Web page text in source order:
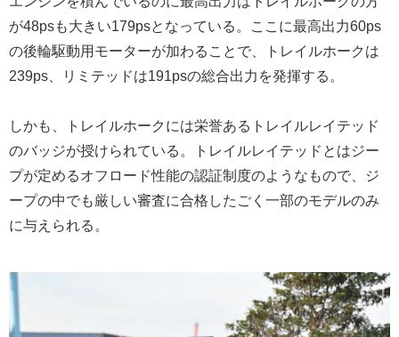
が48psも大きい179psとなっている。ここに最高出力60ps
の後輪駆動用モーターが加わることで、トレイルホークは
239ps、リミテッドは191psの総合出力を発揮する。
しかも、トレイルホークには栄誉あるトレイルレイテッド
のバッジが授けられている。トレイルレイテッドとはジー
プが定めるオフロード性能の認証制度のようなもので、ジ
ープの中でも厳しい審査に合格したごく一部のモデルのみ
に与えられる。